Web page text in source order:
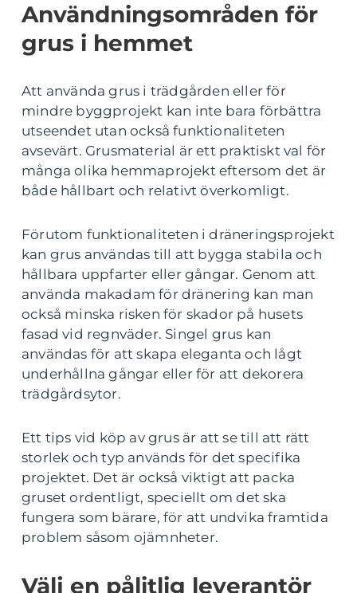
Användningsområden för
grus i hemmet
Att använda grus i trädgården eller för
mindre byggprojekt kan inte bara förbättra
utseendet utan också funktionaliteten
avsevärt. Grusmaterial är ett praktiskt val för
många olika hemmaprojekt eftersom det är
både hållbart och relativt överkomligt.
Förutom funktionaliteten i dräneringsprojekt
kan grus användas till att bygga stabila och
hållbara uppfarter eller gångar. Genom att
använda makadam för dränering kan man
också minska risken för skador på husets
fasad vid regnväder. Singel grus kan
användas för att skapa eleganta och lågt
underhållna gångar eller för att dekorera
trädgårdsytor.
Ett tips vid köp av grus är att se till att rätt
storlek och typ används för det specifika
projektet. Det är också viktigt att packa
gruset ordentligt, speciellt om det ska
fungera som bärare, för att undvika framtida
problem såsom ojämnheter.
Välj en pålitlig leverantör